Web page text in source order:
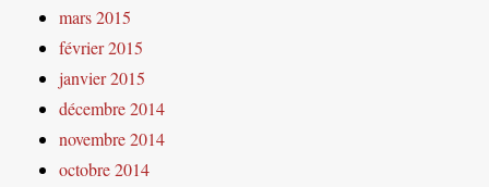
mars 2015
février 2015
janvier 2015
décembre 2014
novembre 2014
octobre 2014